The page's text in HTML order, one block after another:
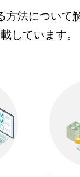
方法について
しています。